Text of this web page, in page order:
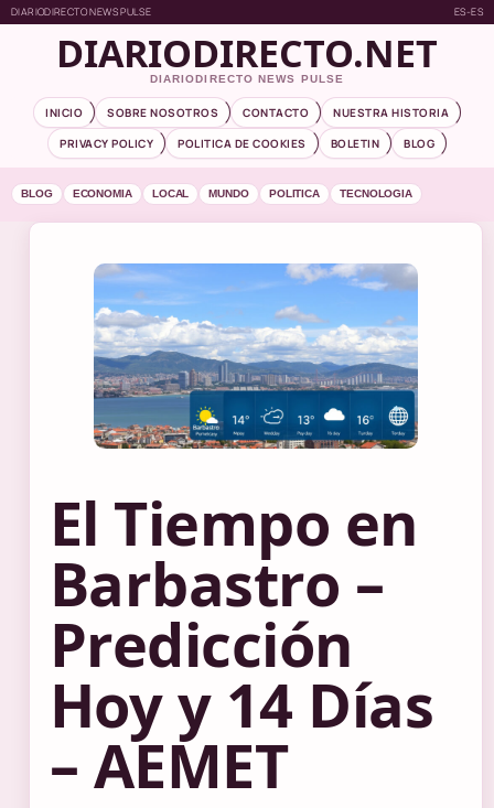
DIARIODIRECTO NEWS PULSE ES-ES
DIARIODIRECTO.NET
DIARIODIRECTO NEWS PULSE
INICIO SOBRE NOSOTROS CONTACTO
NUESTRA HISTORIA
PRIVACY POLICY
POLITICA DE COOKIES BOLETIN BLOG
BLOG ECONOMIA LOCAL MUNDO POLITICA TECNOLOGIA
El Tiempo en
Barbastro –
Predicción
Hoy y 14 Días
– AEMET